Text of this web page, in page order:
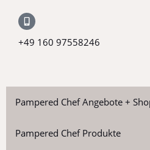
+49 160 97558246
Pampered Chef Angebote +
Pampered Chef Produkte